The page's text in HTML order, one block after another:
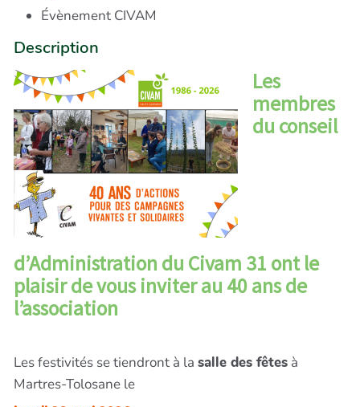
Évènement CIVAM
Description
Les
membres
du conseil
d’Administration du Civam 31 ont le
plaisir de vous inviter au 40 ans de
l’association
Les festivités se tiendront à la salle des fêtes à
Martres-Tolosane le